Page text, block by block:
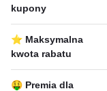
kupony
⭐ Maksymalna
kwota rabatu
🤑 Premia dla